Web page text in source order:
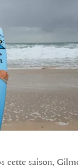
cette saison,